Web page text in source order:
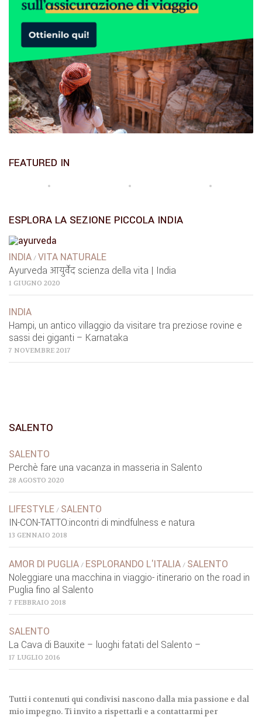
FEATURED IN
ESPLORA LA SEZIONE PICCOLA INDIA
INDIA / VITA NATURALE
Ayurveda आयुर्वेद scienza della vita | India
1 GIUGNO 2020
INDIA
Hampi, un antico villaggio da visitare tra preziose rovine e
sassi dei giganti – Karnataka
7 NOVEMBRE 2017
SALENTO
SALENTO
Perchè fare una vacanza in masseria in Salento
28 AGOSTO 2020
LIFESTYLE / SALENTO
IN-CON-TATTO:incontri di mindfulness e natura
13 GENNAIO 2018
AMOR DI PUGLIA / ESPLORANDO L'ITALIA / SALENTO
Noleggiare una macchina in viaggio- itinerario on the road in
Puglia fino al Salento
7 FEBBRAIO 2018
SALENTO
La Cava di Bauxite – luoghi fatati del Salento –
17 LUGLIO 2016
Tutti i contenuti qui condivisi nascono dalla mia passione e dal
mio impegno. Ti invito a rispettarli e a contattarmi per